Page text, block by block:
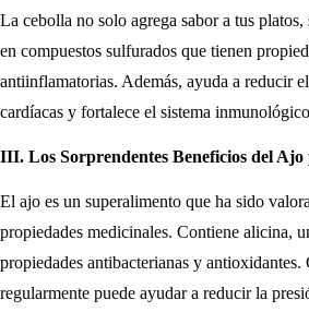
La cebolla no solo agrega sabor a tus
en compuestos sulfurados que tienen
antiinflamatorias. Además, ayuda a reducir
cardíacas y fortalece el sistema
III. Los Sorprendentes Beneficios del Ajo
El ajo es un superalimento que ha sido
propiedades medicinales. Contiene alicina,
propiedades antibacterianas y antioxidantes.
regularmente puede ayudar a reducir la